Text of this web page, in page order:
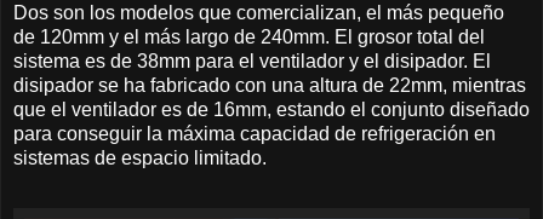
Dos son los modelos que comercializan, el más pequeño
de 120mm y el más largo de 240mm. El grosor total del
sistema es de 38mm para el ventilador y el disipador. El
disipador se ha fabricado con una altura de 22mm, mientras
que el ventilador es de 16mm, estando el conjunto diseñado
para conseguir la máxima capacidad de refrigeración en
sistemas de espacio limitado.